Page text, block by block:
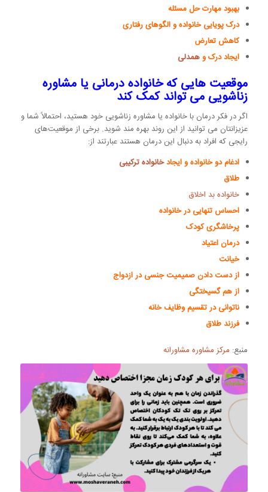
بهبود مهارت حل مسئله
درک پویایی خانواده و الگوهای رفتاری
کاهش تعارض
ایجاد درک وهمدلی
موقعیت هایی که خانواده درمانی یا مشاوره
زناشویی می تواند کمک کند
اگر در فکر درمان با خانواده یا مشاوره زناشویی خود هستید، احتمالاً شما و
عزیزانتان می توانید از این روند بهره مند شوید. برخی از موقعیت‌های
رایجی که افراد به دنبال این درمان هستند عبارتند از:
ادغام دو خانواده و ایجادخانواده ترکیبی
طلاق
خانواده بد اخلاق
احساس تنهایی در خانواده
پرخاشگری کودک
درمان اعتیاد
خیانت
از دست دادن صمیمیت جنسی در ازدواج
از هم گسیختگی
ناتوانی در تقسیم وظایف خانه
فرزند طلاق
منبع: مرکز مشاوره مشاورانه